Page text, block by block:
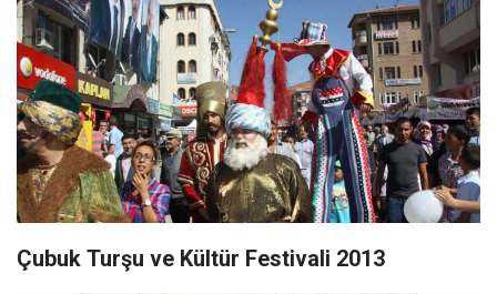
Çubuk Turşu ve Kültür Festivali 2013